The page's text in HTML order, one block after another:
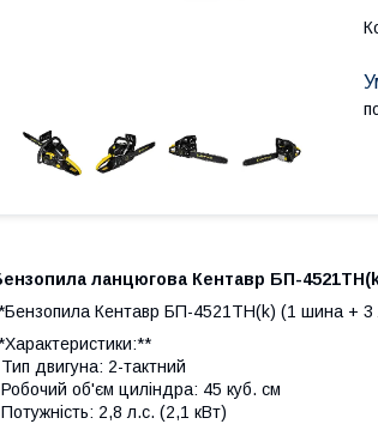
ланцюгова Кентавр БП-
Кентавр БП-4521ТН(k) (1 шина + 3
двигуна: 2-тактний
об'єм циліндра: 45 куб. см
2,8 л.с. (2,1 кВт)